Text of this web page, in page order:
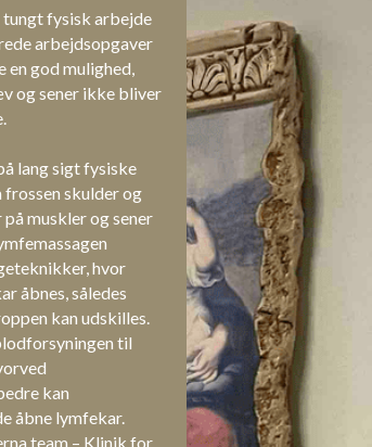
fysisk arbejde
arbejdsopgaver
en god mulighed,
og sener ikke bliver
lang sigt fysiske
frossen skulder og
muskler og sener
hvor
åbnes, således
kan udskilles.
til
kan
åbne lymfekar.
team – Klinik for